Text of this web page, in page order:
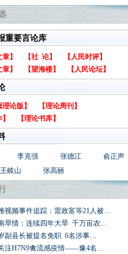
重要言论库
】 【社 论】
【人民时评】
】
【望海楼】 【人民论坛】
理论版】
【理论周刊】
【理论书库】
李克强 张德江 俞正声
王岐山 张高丽
视频事件追踪：雷政富等21人被…
旱情：连续四年大旱 千万亩农…
副县长被提名免职 6名涉事…
注H7N9禽流感疫情——豫4名…